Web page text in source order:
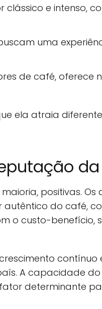
e intenso,
uma
de café, oferece
ela atraia
positivas. Os
do café,
o custo-benefício,
contínuo
A capacidade
determinante